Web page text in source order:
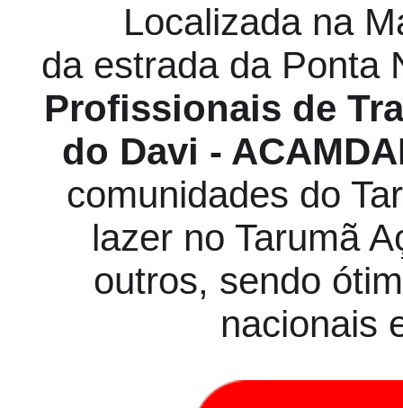
Localizada na
da estrada da Ponta
Profissionais de
do Davi -
comunidades do
lazer no Tarumã
outros, sendo
nacionais